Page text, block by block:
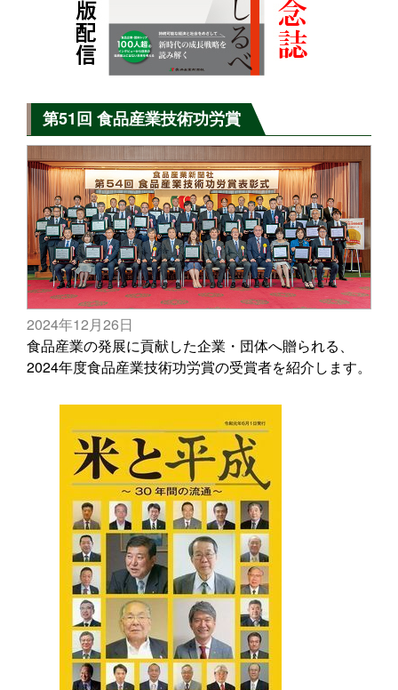
第51回 食品産業技術功労賞
2024年12月26日
食品産業の発展に貢献した企業・団体へ贈られる、
2024年度食品産業技術功労賞の受賞者を紹介します。